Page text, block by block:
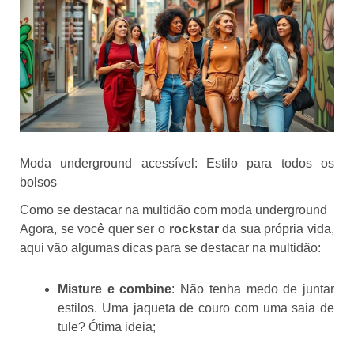
Moda underground acessível: Estilo para todos os
bolsos
Como se destacar na multidão com moda underground
Agora, se você quer ser o rockstarda sua própria vida,
aqui vão algumas dicas para se destacar na multidão:
Misture e combine: Não tenha medo de juntar
estilos. Uma jaqueta de couro com uma saia de
tule? Ótima ideia;